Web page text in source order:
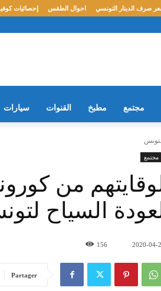
إحصائيات احوال الطقس صرف الدينار التونسي
مجتمع مطبخ القنوات سيارات
مجتمع
من
السياح
2020-04-
156
Partager